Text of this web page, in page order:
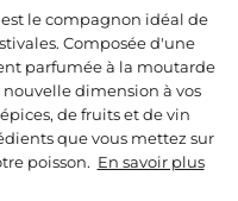
le compagnon idéal de
Composée d'une
parfumée à la moutarde
nouvelle dimension à vos
de fruits et de vin
que vous mettez sur
poisson. En savoir plus